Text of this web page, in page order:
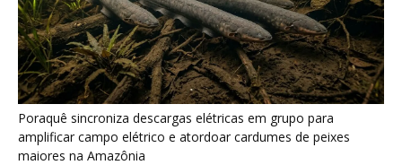
Poraquê sincroniza descargas elétricas em grupo para
amplificar campo elétrico e atordoar cardumes de peixes
maiores na Amazônia